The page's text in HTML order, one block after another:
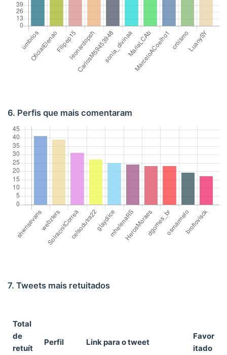
6. Perfis que mais comentaram
7. Tweets mais retuitados
Total
de
retuít
Perfil Link para o tweet
Favor
itado